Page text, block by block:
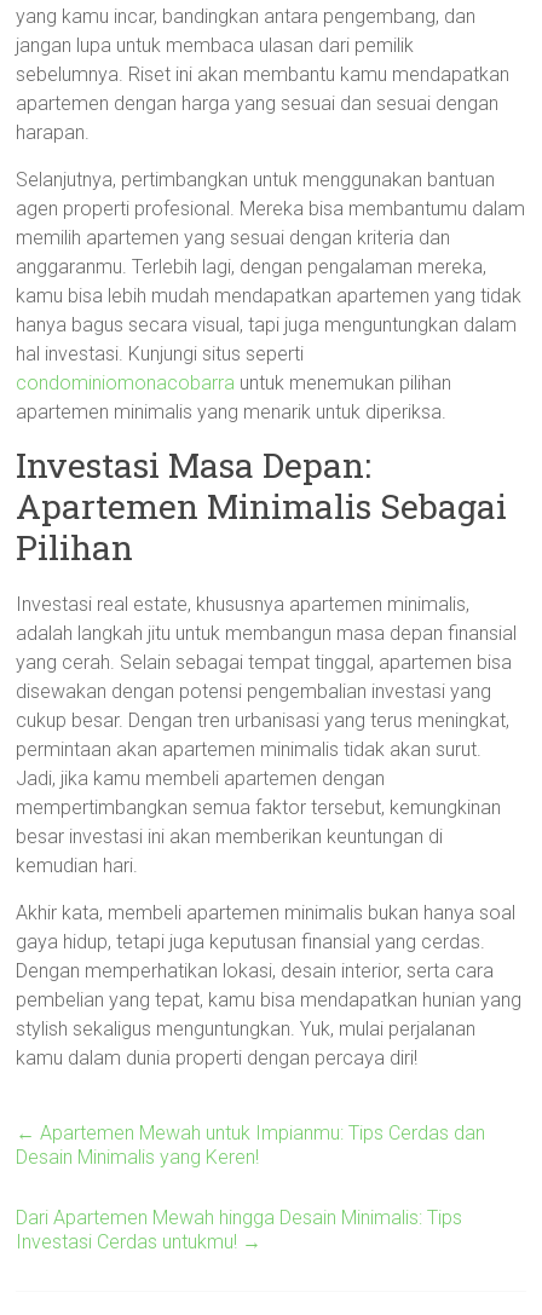
yang kamu incar, bandingkan antara pengembang, dan
jangan lupa untuk membaca ulasan dari pemilik
sebelumnya. Riset ini akan membantu kamu mendapatkan
apartemen dengan harga yang sesuai dan sesuai dengan
harapan.
Selanjutnya, pertimbangkan untuk menggunakan bantuan
agen properti profesional. Mereka bisa membantumu dalam
memilih apartemen yang sesuai dengan kriteria dan
anggaranmu. Terlebih lagi, dengan pengalaman mereka,
kamu bisa lebih mudah mendapatkan apartemen yang tidak
hanya bagus secara visual, tapi juga menguntungkan dalam
hal investasi. Kunjungi situs seperti
condominiomonacobarra untuk menemukan pilihan
apartemen minimalis yang menarik untuk diperiksa.
Investasi Masa Depan:
Apartemen Minimalis Sebagai
Pilihan
Investasi real estate, khususnya apartemen minimalis,
adalah langkah jitu untuk membangun masa depan finansial
yang cerah. Selain sebagai tempat tinggal, apartemen bisa
disewakan dengan potensi pengembalian investasi yang
cukup besar. Dengan tren urbanisasi yang terus meningkat,
permintaan akan apartemen minimalis tidak akan surut.
Jadi, jika kamu membeli apartemen dengan
mempertimbangkan semua faktor tersebut, kemungkinan
besar investasi ini akan memberikan keuntungan di
kemudian hari.
Akhir kata, membeli apartemen minimalis bukan hanya soal
gaya hidup, tetapi juga keputusan finansial yang cerdas.
Dengan memperhatikan lokasi, desain interior, serta cara
pembelian yang tepat, kamu bisa mendapatkan hunian yang
stylish sekaligus menguntungkan. Yuk, mulai perjalanan
kamu dalam dunia properti dengan percaya diri!
← Apartemen Mewah untuk Impianmu: Tips Cerdas dan
Desain Minimalis yang Keren!
Dari Apartemen Mewah hingga Desain Minimalis: Tips
Investasi Cerdas untukmu! →